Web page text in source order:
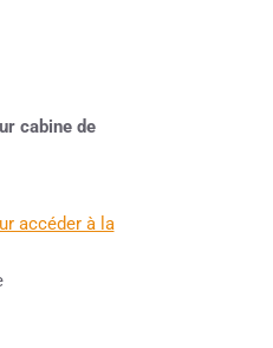
cabine de
accéder à la